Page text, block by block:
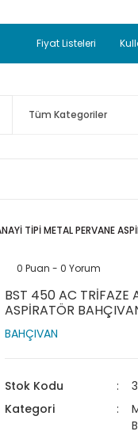
50 Adet
J Tip
50.000,00TL ve
Fiyat Listeleri
TİPİ METAL PERVANE
0 Puan - 0 Yorum
BST 450 AC TRİFAZE
ASPİRATÖR
BAHÇIVAN
Stok Kodu
Kategori